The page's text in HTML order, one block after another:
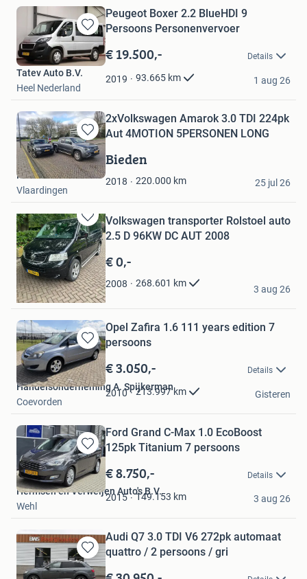
Bewaren
in
Mijn
Favorieten
Peugeot Boxer 2.2 BlueHDI 9
Persoons Personenvervoer
€ 19.500,- Details
2019 93.665 km
Tatev Auto B.V.
Heel Nederland
1 aug 26
Bewaren
in
Mijn
Favorieten
2xVolkswagen Amarok 3.0 TDI 224pk
Aut 4MOTION 5PERSONEN LONG
Bieden
2018 220.000 km
Patrick
Vlaardingen
25 jul 26
Bewaren
in
Mijn
Favorieten
Volkswagen transporter Rolstoel auto
2.5 D 96KW DC AUT 2008
€ 0,-
2008 268.601 km
pami
Riethoven
3 aug 26
Bewaren
in
Mijn
Favorieten
Opel Zafira 1.6 111 years edition 7
persoons
€ 3.050,- Details
2010 213.997 km
Handelsonderneming A. Spijkerman
Coevorden
Gisteren
Bewaren
in
Mijn
Favorieten
Ford Grand C-Max 1.0 EcoBoost
125pk Titanium 7 persoons
€ 8.750,- Details
2015 149.153 km
Hermsen en Verweijen Auto's B.V.
Wehl
3 aug 26
Bewaren
in
Audi Q7 3.0 TDI V6 272pk automaat
quattro / 2 persoons / gri